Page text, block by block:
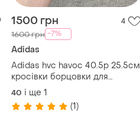
1500 грн 4
1600 грн -7%
Adidas
Adidas hvc havoc 40.5р 25.5см
кросівки борцовки для
боротьби боксерки оригінал
40 і ще 1
(1)